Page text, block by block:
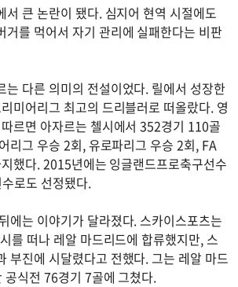
서 큰 논란이 됐다. 심지어 현역 시절에도
거를 먹어서 자기 관리에 실패한다는 비판
는 다른 의미의 전설이었다. 릴에서 성장한
미어리그 최고의 드리블러로 떠올랐다. 영
따르면 아자르는 첼시에서 352경기 110골
리그 우승 2회, 유로파리그 우승 2회, FA
했다. 2015년에는 잉글랜드프로축구선수
로도 선정됐다.
에는 이야기가 달라졌다. 스카이스포츠는
를 떠나 레알 마드리드에 합류했지만, 스
부진에 시달렸다고 전했다. 그는 레알 마드
공식전 76경기 7골에 그쳤다.